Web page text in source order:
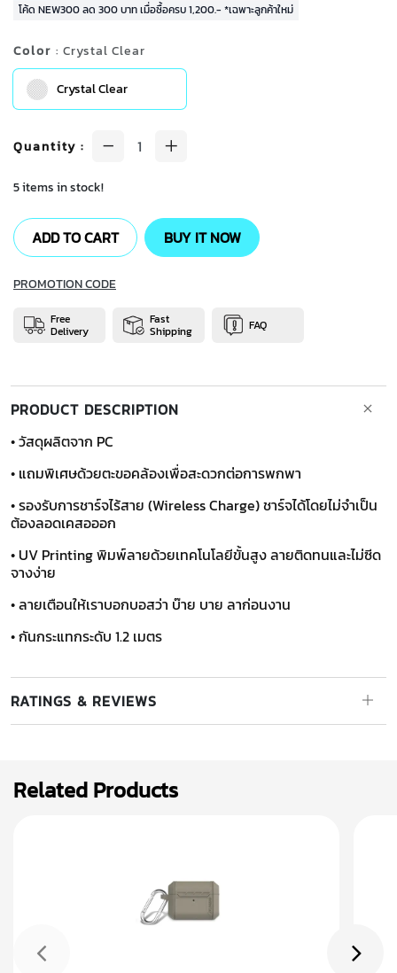
โค้ด NEW300 ลด 300 บาท เมื่อซื้อครบ 1,200.- *เฉพาะลูกค้าใหม่
Color : Crystal Clear
Crystal Clear
Quantity :
5 items in stock!
ADD TO CART BUY IT NOW
PROMOTION CODE
Free
Delivery
Fast
Shipping FAQ
PRODUCT DESCRIPTION
• วัสดุผลิตจาก PC
• แถมพิเศษด้วยตะขอคล้องเพื่อสะดวกต่อการพกพา
• รองรับการชาร์จไร้สาย (Wireless Charge) ชาร์จได้โดยไม่จำเป็น
ต้องลอดเคสอออก
• UV Printing พิมพ์ลายด้วยเทคโนโลยีขั้นสูง ลายติดทนและไม่ซีด
จางง่าย
• ลายเตือนให้เราบอกบอสว่า บ๊าย บาย ลาก่อนงาน
• กันกระแทกระดับ 1.2 เมตร
RATINGS & REVIEWS
Related Products